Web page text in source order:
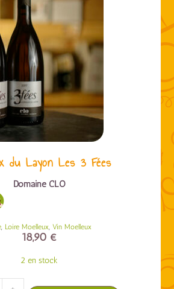
du Layon Les 3 Fées
Domaine CLO
, Loire Moelleux, Vin Moelleux
18,90 €
2 en stock